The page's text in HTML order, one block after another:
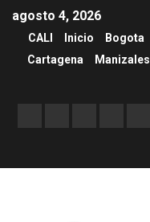
agosto 4, 2026
CALI Inicio Bogota
Cartagena
Manizales